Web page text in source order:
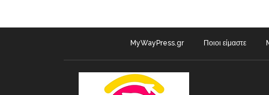
MyWayPress.gr Ποιοι είμαστε